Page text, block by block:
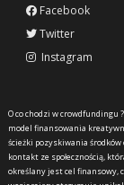
Facebook
Twitter
Instagram
O co chodzi w crowdfundingu ?
model finansowania
ścieżki pozyskiwania
kontakt ze społecznością,
określany jest cel finansowy,